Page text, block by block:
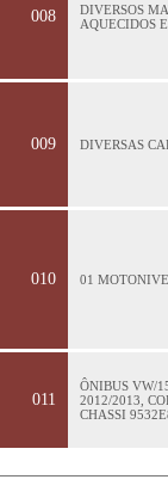
008
DIVERSOS
AQUECIDOS
009 DIVERSAS
010 01
011
ÔNIBUS VW/
2012/2013,
CHASSI